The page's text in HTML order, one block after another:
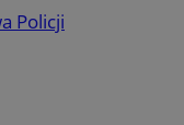
Policji